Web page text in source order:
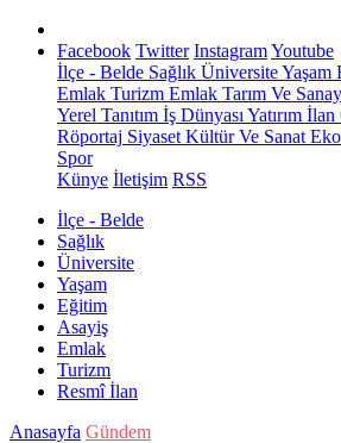
Facebook Twitter InstagramYoutube
İlçe - Belde Sağlık ÜniversiteYaşam
Emlak Turizm Emlak Tarım Ve
Yerel Tanıtım İş Dünyası Yatırım İlan
Röportaj Siyaset Kültür Ve Sanat
Spor
Künye İletişim RSS
İlçe - Belde
Sağlık
Üniversite
Yaşam
Eğitim
Asayiş
Emlak
Turizm
Resmî İlan
Anasayfa Gündem